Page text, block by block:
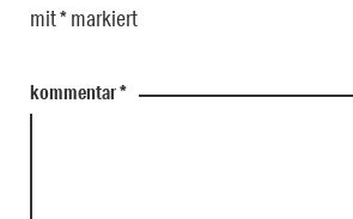
mit*markiert
kommentar*